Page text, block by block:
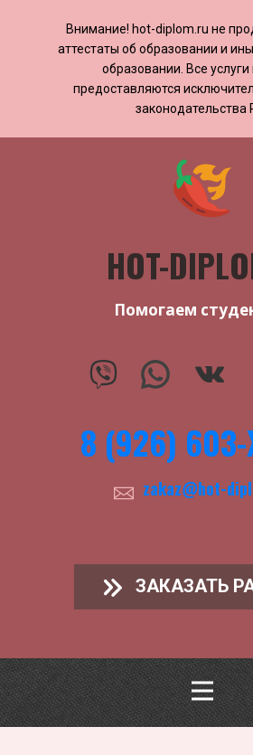
Внимание! ​​​​hot-diplom.ru не
аттестаты об образовании и
образовании. Все услуги
предоставляются
законодательства
HOT-
Помогаем
8 (926)
zakaz@hot-
ЗАКАЗАТЬ